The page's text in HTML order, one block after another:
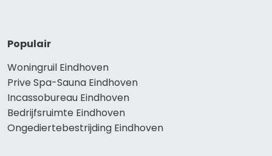
Populair
Woningruil Eindhoven
Prive Spa-Sauna Eindhoven
Incassobureau Eindhoven
Bedrijfsruimte Eindhoven
Ongediertebestrijding Eindhoven